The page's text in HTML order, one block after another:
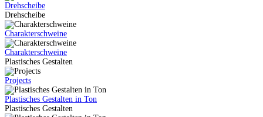
Drehscheibe
Drehscheibe
Charakterschweine
Charakterschweine
Plastisches Gestalten
Projects
Plastisches Gestalten in Ton
Plastisches Gestalten